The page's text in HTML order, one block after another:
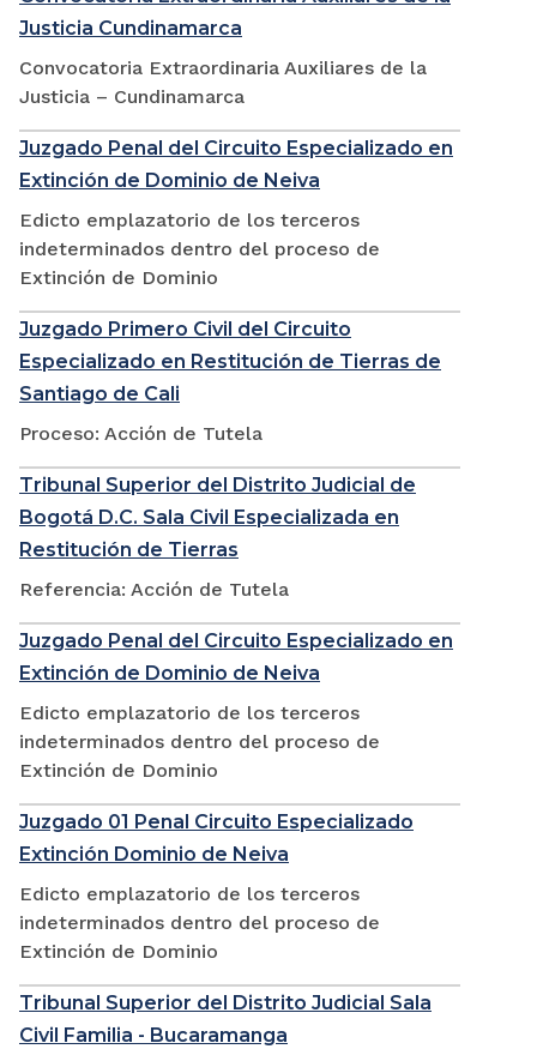
Justicia Cundinamarca
Convocatoria Extraordinaria Auxiliares de la
Justicia – Cundinamarca
Juzgado Penal del Circuito Especializado en
Extinción de Dominio de Neiva
Edicto emplazatorio de los terceros
indeterminados dentro del proceso de
Extinción de Dominio
Juzgado Primero Civil del Circuito
Especializado en Restitución de Tierras de
Santiago de Cali
Proceso: Acción de Tutela
Tribunal Superior del Distrito Judicial de
Bogotá D.C. Sala Civil Especializada en
Restitución de Tierras
Referencia: Acción de Tutela
Juzgado Penal del Circuito Especializado en
Extinción de Dominio de Neiva
Edicto emplazatorio de los terceros
indeterminados dentro del proceso de
Extinción de Dominio
Juzgado 01 Penal Circuito Especializado
Extinción Dominio de Neiva
Edicto emplazatorio de los terceros
indeterminados dentro del proceso de
Extinción de Dominio
Tribunal Superior del Distrito Judicial Sala
Civil Familia - Bucaramanga